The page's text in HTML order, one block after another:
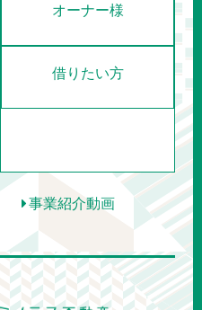
オーナー様
借りたい方
事業紹介動画